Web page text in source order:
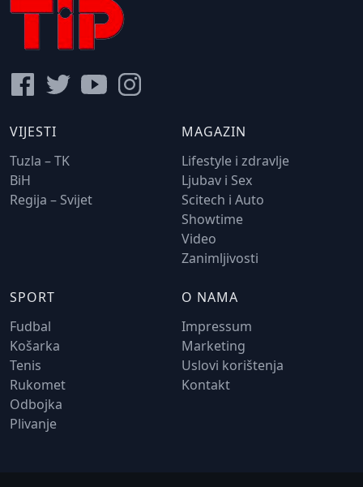
VIJESTI
Tuzla – TK
BiH
Regija – Svijet
MAGAZIN
Lifestyle i zdravlje
Ljubav i Sex
Scitech i Auto
Showtime
Video
Zanimljivosti
SPORT
Fudbal
Košarka
Tenis
Rukomet
Odbojka
Plivanje
O NAMA
Impressum
Marketing
Uslovi korištenja
Kontakt